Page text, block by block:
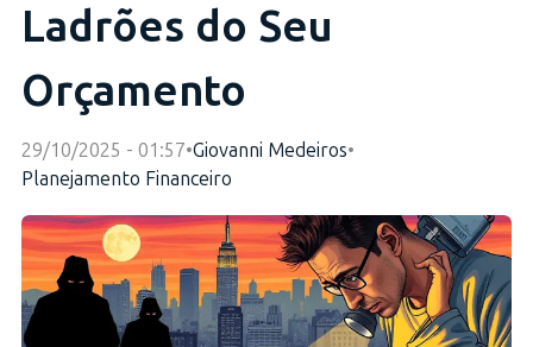
Ladrões do Seu
Orçamento
29/10/2025 - 01:57•Giovanni Medeiros•
Planejamento Financeiro